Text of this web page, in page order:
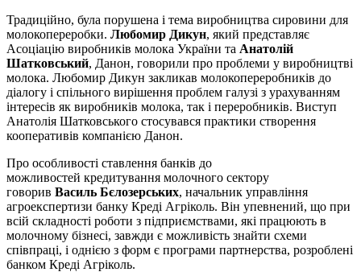
Традиційно, була порушена і тема виробництва сировини для
молокопереробки. Любомир Дикун, який представляє
Асоціацію виробників молока України та Анатолій
Шатковський, Данон, говорили про проблеми у виробництві
молока. Любомир Дикун закликав молокопереробників до
діалогу і спільного вирішення проблем галузі з урахуванням
інтересів як виробників молока, так і переробників. Виступ
Анатолія Шатковського стосувався практики створення
кооперативів компанією Данон.
Про особливості ставлення банків до
можливостей кредитування молочного сектору
говорив Василь Бєлозерських, начальник управління
агроекспертизи банку Креді Агріколь. Він упевнений, що при
всій складності роботи з підприємствами, які працюють в
молочному бізнесі, завжди є можливість знайти схеми
співпраці, і однією з форм є програми партнерства, розроблені
банком Креді Агріколь.